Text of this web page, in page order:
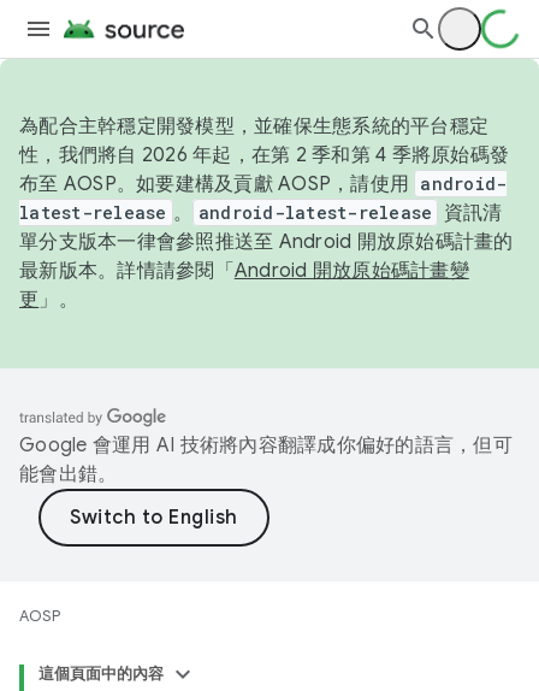
為配合主幹穩定開發模型，並確保生態系統的平台穩定
性，我們將自 2026 年起，在第 2 季和第 4 季將原始碼發
布至 AOSP。如要建構及貢獻 AOSP，請使用 android-
latest-release 。 android-latest-release
資訊清
單分支版本一律會參照推送至 Android 開放原始碼計畫的
最新版本。詳情請參閱「 Android 開放原始碼計畫變
更 」。
Google 會運用 AI 技術將內容翻譯成你偏好的語言，但可
能會出錯。
AOSP
這個頁面中的內容